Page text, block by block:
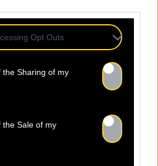
Opt Outs
the Sharing of my
the Sale of my
LES
property: